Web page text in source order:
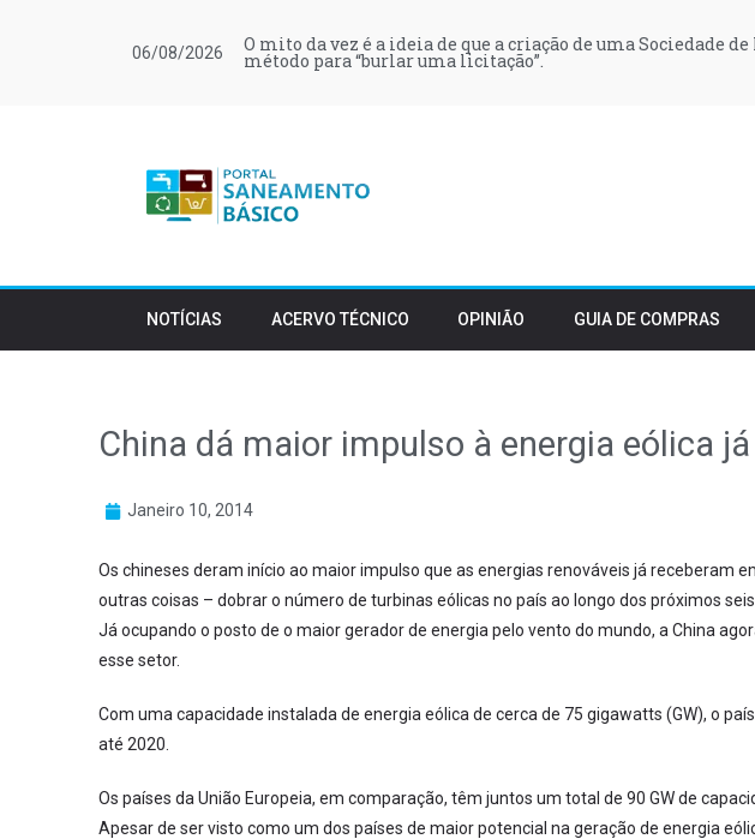
06/08/2026 O mito da vez é a ideia de que a criação de uma Sociedade
método para “burlar uma licitação”.
NOTÍCIAS ACERVO TÉCNICO OPINIÃO GUIA DE COMPRAS
China dá maior impulso à energia eólica
Janeiro 10, 2014
Os chineses deram início ao maior impulso que as energias renováveis já receberam
outras coisas – dobrar o número de turbinas eólicas no país ao longo dos próximos seis
Já ocupando o posto de o maior gerador de energia pelo vento do mundo, a China
esse setor.
Com uma capacidade instalada de energia eólica de cerca de 75 gigawatts (GW), o
até 2020.
Os países da União Europeia, em comparação, têm juntos um total de 90 GW de
Apesar de ser visto como um dos países de maior potencial na geração de energia